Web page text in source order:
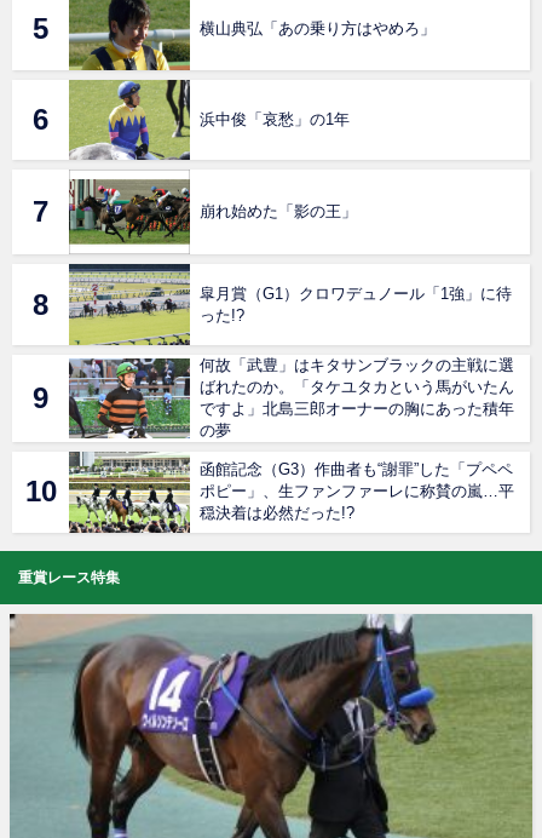
横山典弘「あの乗り方はやめろ」
浜中俊「哀愁」の1年
崩れ始めた「影の王」
皐月賞（G1）クロワデュノール「1強」に待
った!?
何故「武豊」はキタサンブラックの主戦に選
ばれたのか。「タケユタカという馬がいたん
ですよ」北島三郎オーナーの胸にあった積年
の夢
函館記念（G3）作曲者も“謝罪”した「プペペ
ポピー」、生ファンファーレに称賛の嵐…平
穏決着は必然だった!?
重賞レース特集